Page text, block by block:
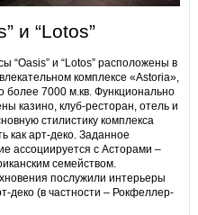
и “Lotos”
и “Lotos” расположены в
комплексе «Astoria»,
более 7000 м.кв. Функционально
казино, клуб-ресторан, отель и
стилистику комплекса
как арт-деко. Заданное
ассоциируется с Асторами –
семейством.
послужили интерьеры
деко (в частности – Рокфеллер-